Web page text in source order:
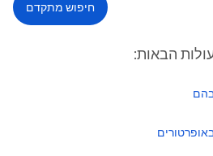
חיפוש מתקדם
הבאות: